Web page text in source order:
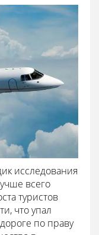
исследования
всего
туристов
что упал
по праву